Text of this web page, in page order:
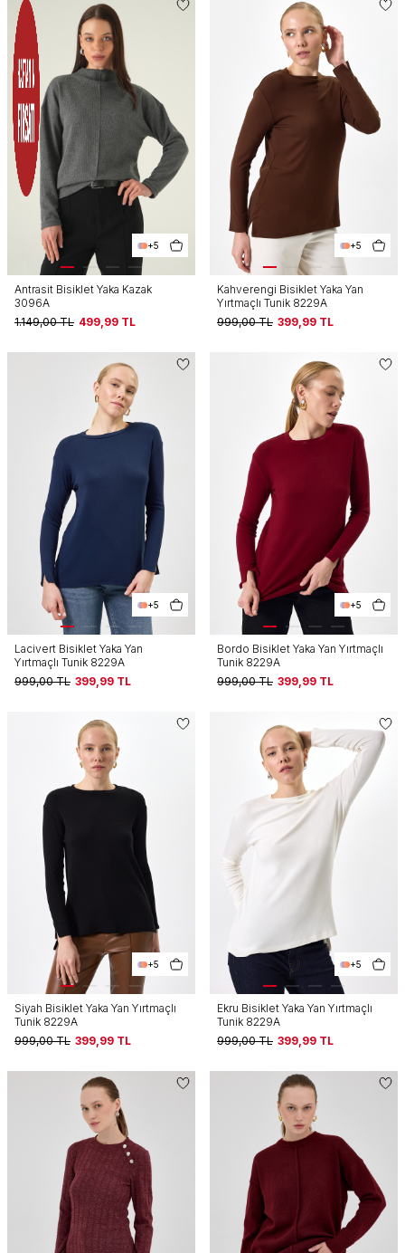
+5
Antrasit Bisiklet Yaka Kazak
3096A
1.149,00TL 499,99 TL
+5
Kahverengi Bisiklet Yaka Yan
Yırtmaçlı Tunik 8229A
999,00TL 399,99 TL
+5
Lacivert Bisiklet Yaka Yan
Yırtmaçlı Tunik 8229A
999,00TL 399,99 TL
+5
Bordo Bisiklet Yaka Yan Yırtmaçlı
Tunik 8229A
999,00TL 399,99 TL
+5
Siyah Bisiklet Yaka Yan Yırtmaçlı
Tunik 8229A
999,00TL 399,99 TL
+5
Ekru Bisiklet Yaka Yan Yırtmaçlı
Tunik 8229A
999,00TL 399,99 TL